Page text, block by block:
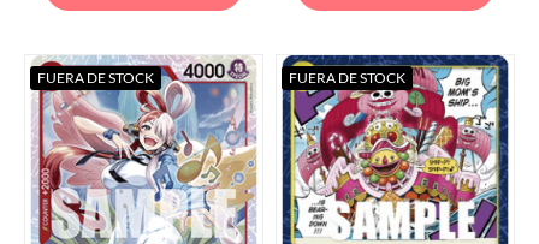
FUERA DE STOCK FUERA DE STOCK